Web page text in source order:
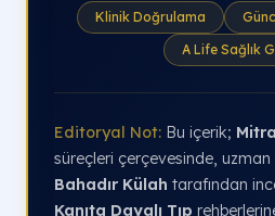
Klinik Doğrulama
A Life Sağlık
Editoryal Not: Bu içerik;
süreçleri çerçevesinde, uzman
Bahadır Külah tarafından
Kanıta Dayalı Tıp